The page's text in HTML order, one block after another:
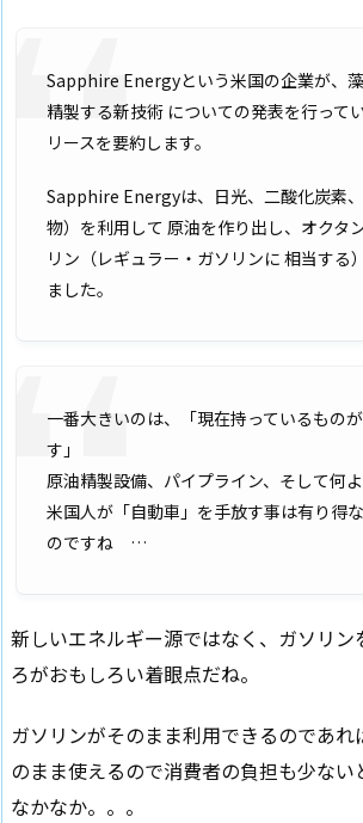
Sapphire Energyという米国の企業が、
精製する新技術 についての発表を行って
リースを要約します。
Sapphire Energyは、日光、二酸化炭素
物）を利用して 原油を作り出し、オクタ
リン（レギュラー・ガソリンに 相当する
ました。
一番大きいのは、「現在持っているもの
す」
原油精製設備、パイプライン、そして何
米国人が「自動車」を手放す事は有り得
のですね …
新しいエネルギー源ではなく、ガソリン
ろがおもしろい着眼点だね。
ガソリンがそのまま利用できるのであれ
のまま使えるので消費者の負担も少ない
なかなか。。。